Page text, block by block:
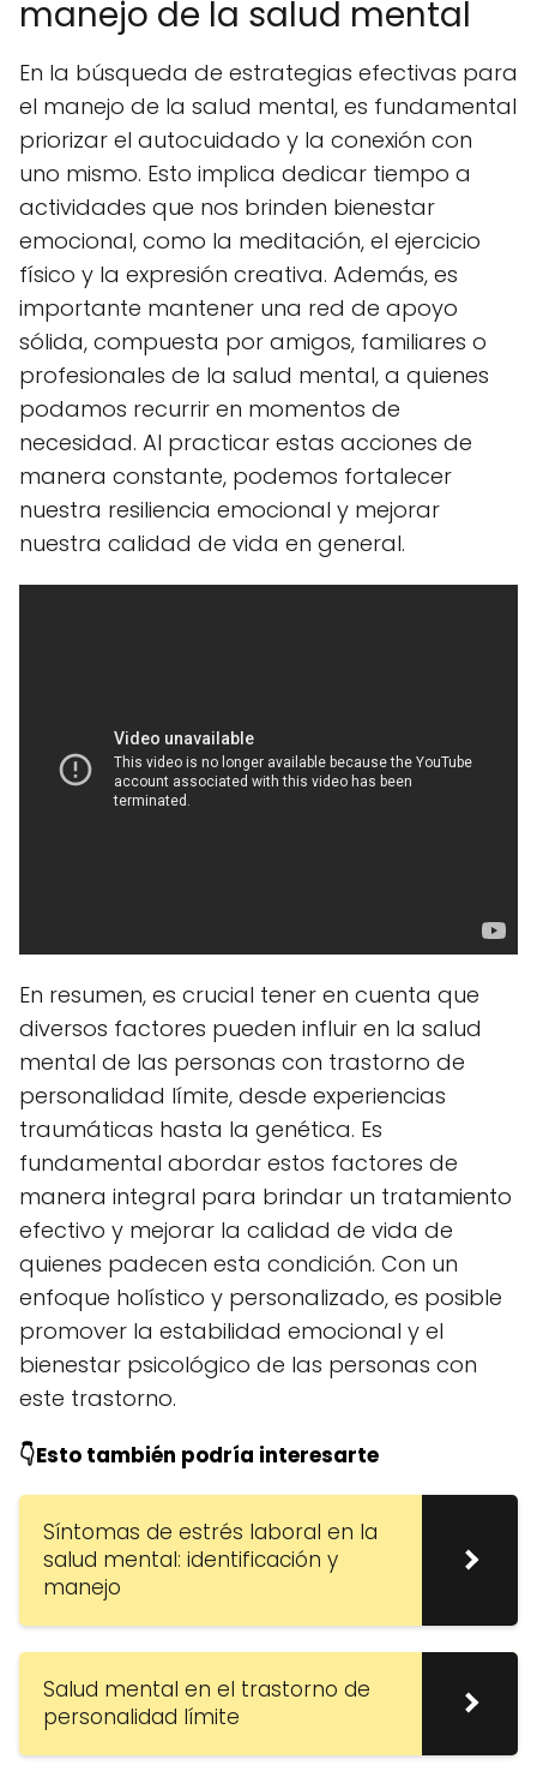
manejo de la salud mental
En la búsqueda de estrategias efectivas para
el manejo de la salud mental, es fundamental
priorizar el autocuidado y la conexión con
uno mismo. Esto implica dedicar tiempo a
actividades que nos brinden bienestar
emocional, como la meditación, el ejercicio
físico y la expresión creativa. Además, es
importante mantener una red de apoyo
sólida, compuesta por amigos, familiares o
profesionales de la salud mental, a quienes
podamos recurrir en momentos de
necesidad. Al practicar estas acciones de
manera constante, podemos fortalecer
nuestra resiliencia emocional y mejorar
nuestra calidad de vida en general.
En resumen, es crucial tener en cuenta que
diversos factores pueden influir en la salud
mental de las personas con trastorno de
personalidad límite, desde experiencias
traumáticas hasta la genética. Es
fundamental abordar estos factores de
manera integral para brindar un tratamiento
efectivo y mejorar la calidad de vida de
quienes padecen esta condición. Con un
enfoque holístico y personalizado, es posible
promover la estabilidad emocional y el
bienestar psicológico de las personas con
este trastorno.
👇Esto también podría interesarte
Síntomas de estrés laboral en la
salud mental: identificación y
manejo
Salud mental en el trastorno de
personalidad límite